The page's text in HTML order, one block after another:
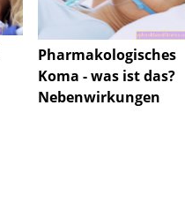
Pharmakologisches
Koma - was ist das?
Nebenwirkungen